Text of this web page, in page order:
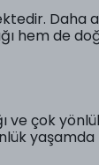
Daha
hem de
ve çok